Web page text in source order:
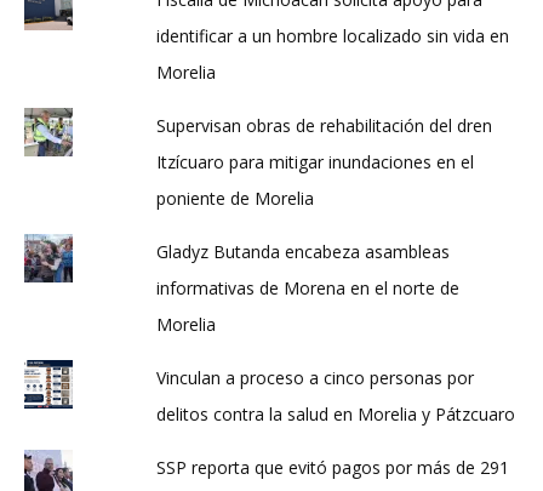
identificar a un hombre localizado sin vida en
Morelia
Supervisan obras de rehabilitación del dren
Itzícuaro para mitigar inundaciones en el
poniente de Morelia
Gladyz Butanda encabeza asambleas
informativas de Morena en el norte de
Morelia
Vinculan a proceso a cinco personas por
delitos contra la salud en Morelia y Pátzcuaro
SSP reporta que evitó pagos por más de 291